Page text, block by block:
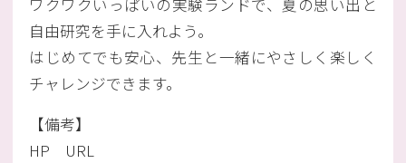
自由研究を手に入れよう。
はじめてでも安心、先生と一緒にやさしく楽しく
チャレンジできます。
【備考】
HP URL